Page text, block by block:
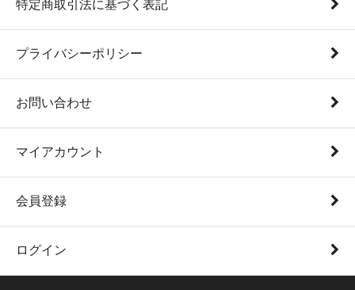
特定商取引法に基づく表記
プライバシーポリシー
お問い合わせ
マイアカウント
会員登録
ログイン